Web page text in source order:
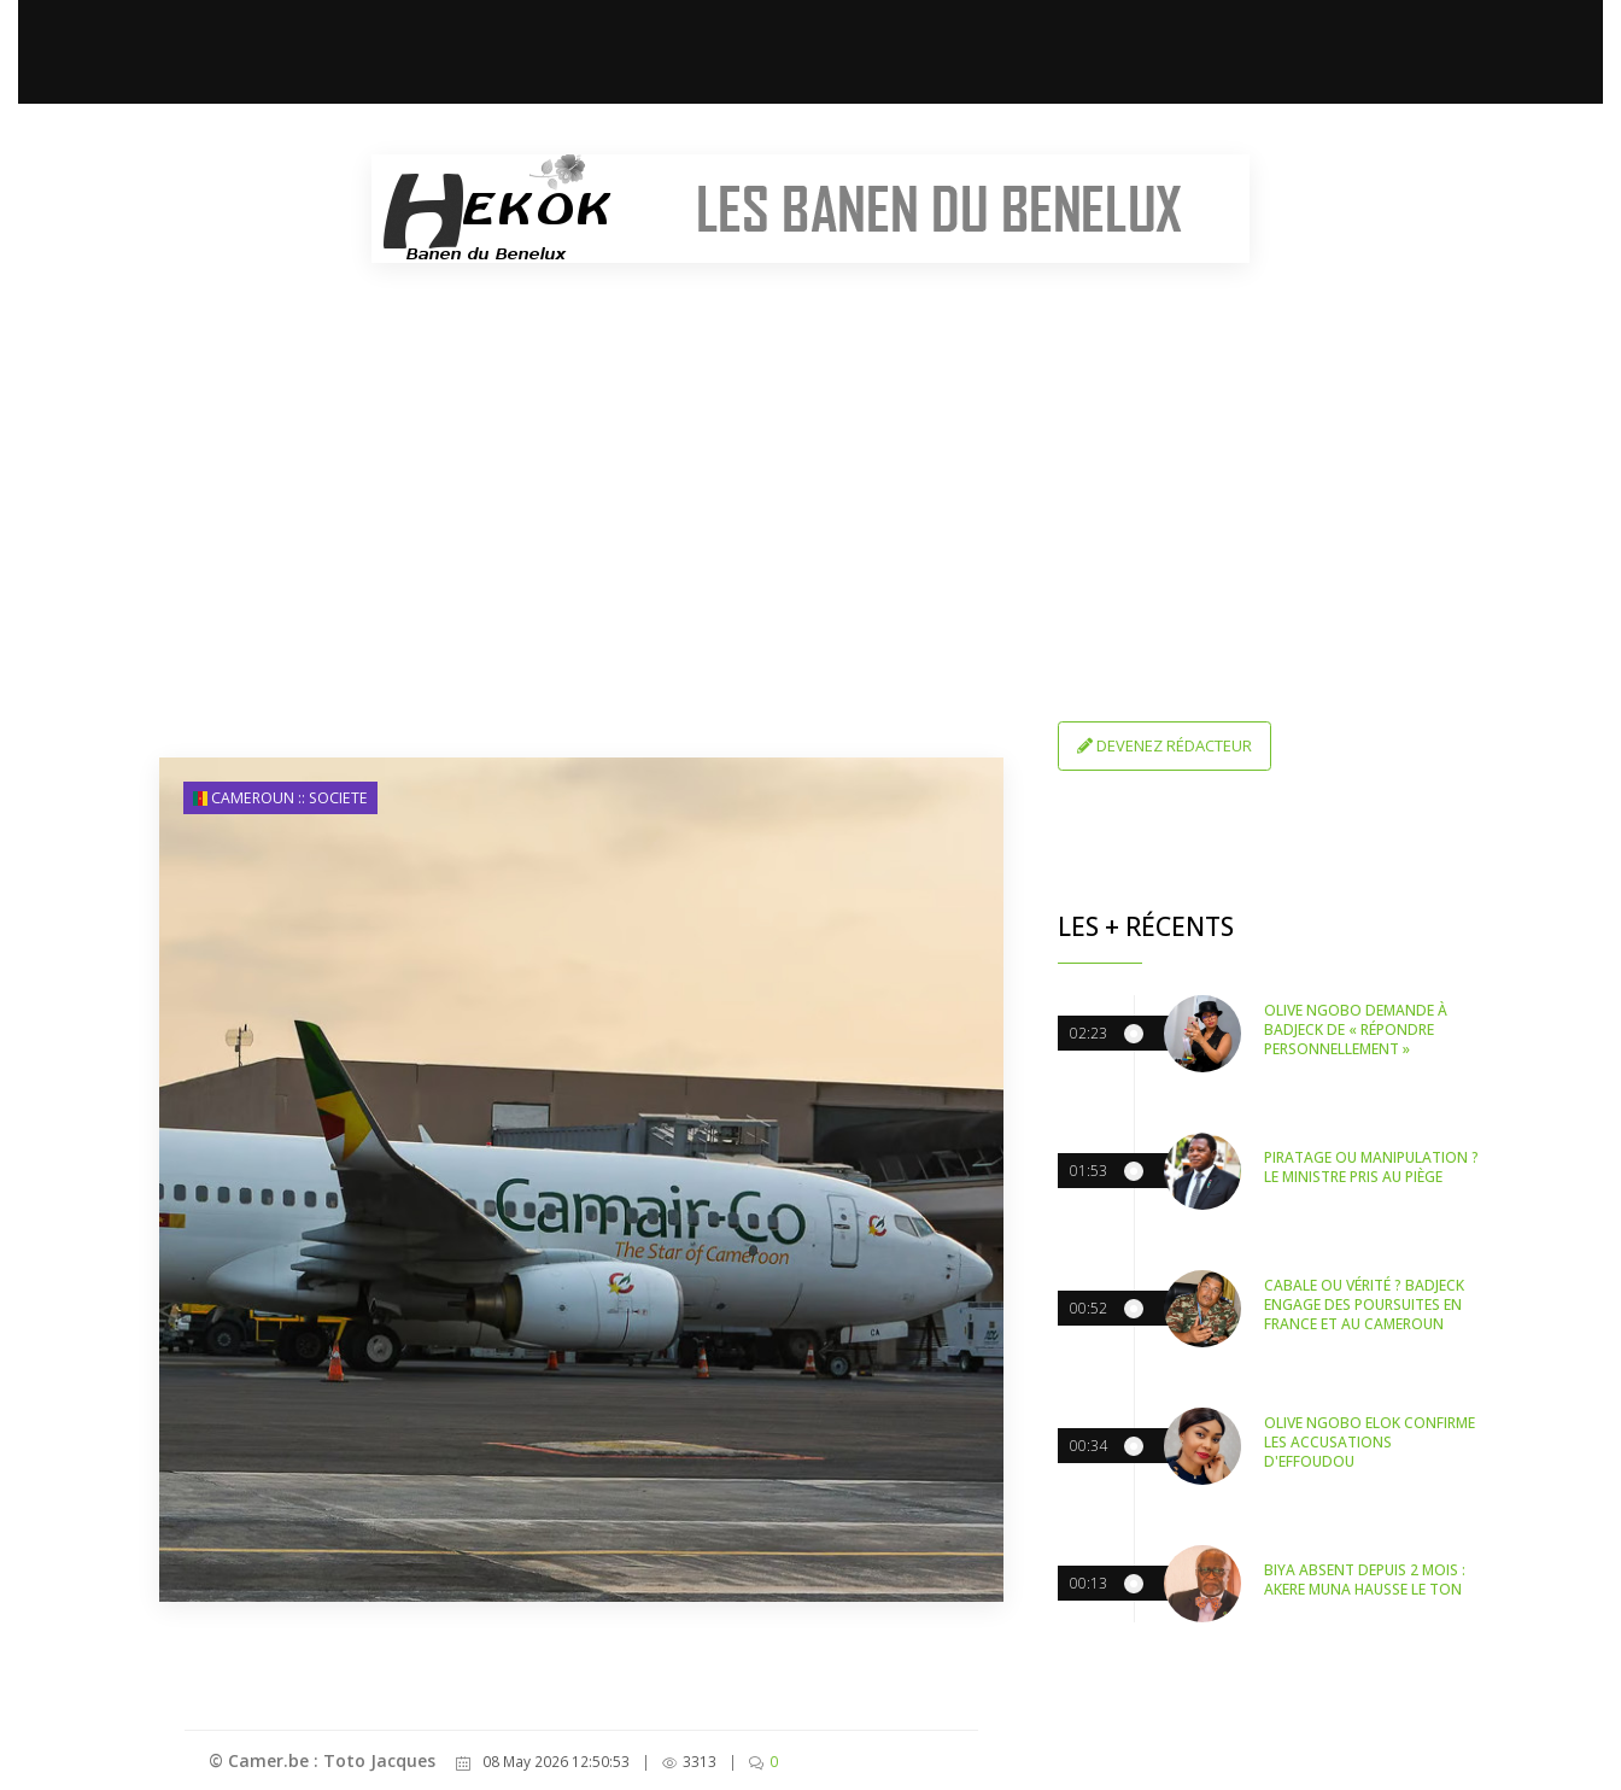
CAMEROUN :: SOCIETE
© Camer.be : Toto Jacques 08 May 2026 12:50:53 | 3313 | 0
DEVENEZ RÉDACTEUR
LES + RÉCENTS
02:23
OLIVE NGOBO DEMANDE À
BADJECK DE « RÉPONDRE
PERSONNELLEMENT »
01:53
PIRATAGE OU MANIPULATION ?
LE MINISTRE PRIS AU PIÈGE
00:52
CABALE OU VÉRITÉ ? BADJECK
ENGAGE DES POURSUITES EN
FRANCE ET AU CAMEROUN
00:34
OLIVE NGOBO ELOK CONFIRME
LES ACCUSATIONS
D'EFFOUDOU
00:13
BIYA ABSENT DEPUIS 2 MOIS :
AKERE MUNA HAUSSE LE TON